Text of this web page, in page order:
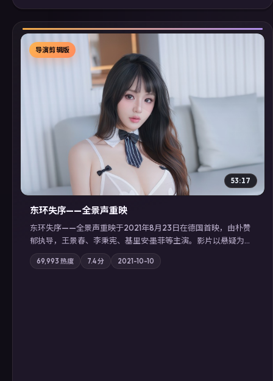
剧在线看」延展检索同类型高分佳作，畅享高清在线追剧体验。
▶
导演剪辑版
53:17
东环失序——全景声重映
东环失序——全景声重映于2021年8月23日在德国首映，由朴赞
郁执导，王景春、李秉宪、基里安·墨菲等主演。影片以悬疑为叙
事主轴，科技与人性的边界在实验事故后逐渐模糊；摄影与配乐
强化地域气质；站内亦可通过「国产免费观看高清电视剧在线
69,993 热度 7.4分 2021-10-10